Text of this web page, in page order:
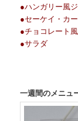
●ハンガリー風
●セーケイ・カ
●チョコレート
●サラダ
一週間のメニュ